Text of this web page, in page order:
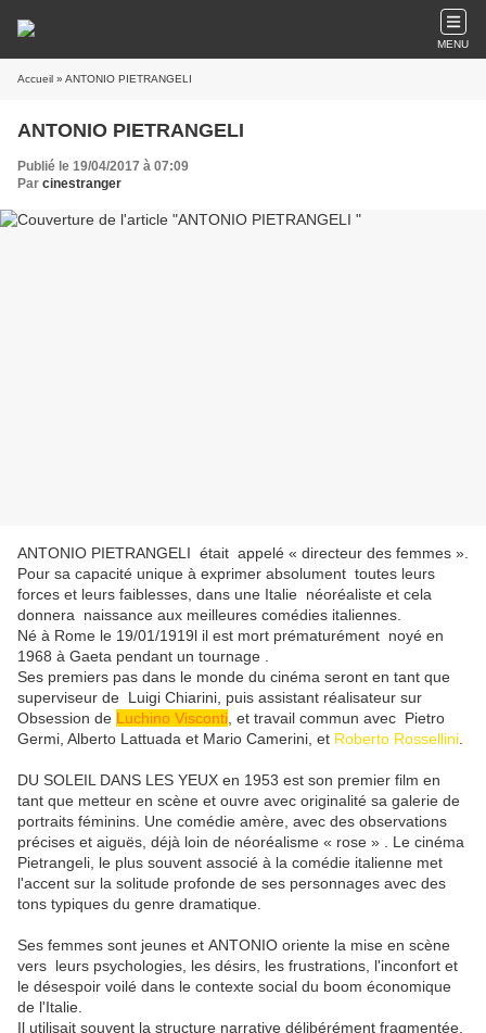
MENU
Accueil » ANTONIO PIETRANGELI
ANTONIO PIETRANGELI
Publié le 19/04/2017 à 07:09
Par cinestranger
ANTONIO PIETRANGELI était appelé « directeur des femmes ».
Pour sa capacité unique à exprimer absolument toutes leurs
forces et leurs faiblesses, dans une Italie néoréaliste et cela
donnera naissance aux meilleures comédies italiennes.
Né à Rome le 19/01/1919l il est mort prématurément noyé en
1968 à Gaeta pendant un tournage .
Ses premiers pas dans le monde du cinéma seront en tant que
superviseur de Luigi Chiarini, puis assistant réalisateur sur
Obsession de Luchino Visconti , et travail commun avec Pietro
Germi, Alberto Lattuada et Mario Camerini, et Roberto Rossellini
DU SOLEIL DANS LES YEUX en 1953 est son premier film en
tant que metteur en scène et ouvre avec originalité sa galerie de
portraits féminins. Une comédie amère, avec des observations
précises et aiguës, déjà loin de néoréalisme « rose » . Le cinéma
Pietrangeli, le plus souvent associé à la comédie italienne met
l'accent sur la solitude profonde de ses personnages avec des
tons typiques du genre dramatique.
Ses femmes sont jeunes et ANTONIO oriente la mise en scène
vers leurs psychologies, les désirs, les frustrations, l'inconfort et
le désespoir voilé dans le contexte social du boom économique
de l'Italie.
Il utilisait souvent la structure narrative délibérément fragmentée,